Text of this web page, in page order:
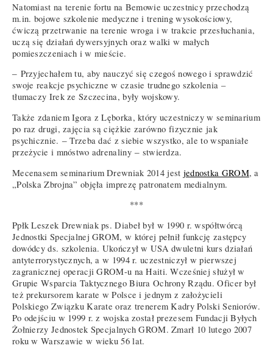
Natomiast na terenie fortu na Bemowie uczestnicy przechodzą
m.in. bojowe szkolenie medyczne i trening wysokościowy,
ćwiczą przetrwanie na terenie wroga i w trakcie przesłuchania,
uczą się działań dywersyjnych oraz walki w małych
pomieszczeniach i w mieście.
‒ Przyjechałem tu, aby nauczyć się czegoś nowego i sprawdzić
swoje reakcje psychiczne w czasie trudnego szkolenia –
tłumaczy Irek ze Szczecina, były wojskowy.
Także zdaniem Igora z Lęborka, który uczestniczy w seminarium
po raz drugi, zajęcia są ciężkie zarówno fizycznie jak
psychicznie. ‒ Trzeba dać z siebie wszystko, ale to wspaniałe
przeżycie i mnóstwo adrenaliny ‒ stwierdza.
Mecenasem seminarium Drewniak 2014 jest jednostka GROM, a
„Polska Zbrojna” objęła imprezę patronatem medialnym.
***
Ppłk Leszek Drewniak ps. Diabeł był w 1990 r. współtwórcą
Jednostki Specjalnej GROM, w której pełnił funkcję zastępcy
dowódcy ds. szkolenia. Ukończył w USA dwuletni kurs działań
antyterrorystycznych, a w 1994 r. uczestniczył w pierwszej
zagranicznej operacji GROM-u na Haiti. Wcześniej służył w
Grupie Wsparcia Taktycznego Biura Ochrony Rządu. Oficer był
też prekursorem karate w Polsce i jednym z założycieli
Polskiego Związku Karate oraz trenerem Kadry Polski Seniorów.
Po odejściu w 1999 r. z wojska został prezesem Fundacji Byłych
Żołnierzy Jednostek Specjalnych GROM. Zmarł 10 lutego 2007
roku w Warszawie w wieku 56 lat.